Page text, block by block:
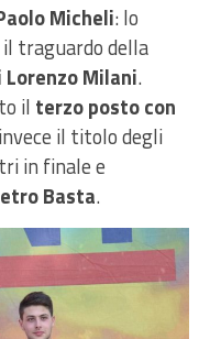
Micheli: lo
traguardo della
Lorenzo Milani.
il terzo posto con
il titolo degli
in finale e
Basta.